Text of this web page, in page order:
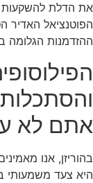
את הדלת להשקעות
הפוטנציאל האדיר
ההזדמנות
אתם לא
בהוריזן, אנו
היא צעד משמעותי